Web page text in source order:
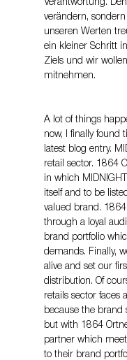
Verantwortung.
verändern,
unseren Werten
ein kleiner Schritt
Ziels und wir
mitnehmen.
A lot of things
now, I finally found
latest blog entry.
retail sector. 1864
in which
itself and to be
valued brand.
through a loyal
brand portfolio
demands. Finally,
alive and set our
distribution. Of
retails sector faces
because the brand
but with 1864
partner which
to their brand